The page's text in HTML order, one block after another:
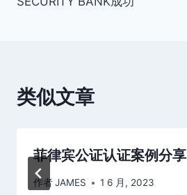
类似文章
菲律宾公证认证案例分享
作者JAMES 1 6 月, 2023